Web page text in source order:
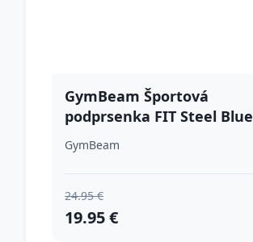
GymBeam Športová
podprsenka FIT Steel Blue
XXLXXL
GymBeam
24.95 €
19.95 €